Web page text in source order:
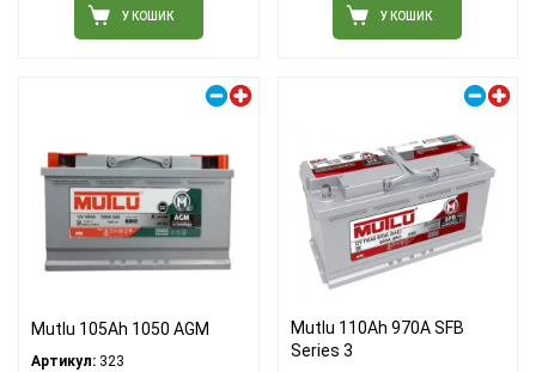
У КОШИК У КОШИК
Mutlu 105Ah 1050 AGM
Артикул: 323
Mutlu 110Ah 970A SFB
Series 3